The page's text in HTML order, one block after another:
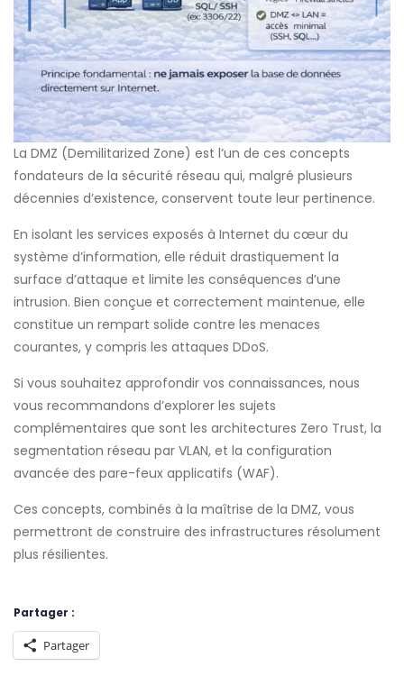
La DMZ (Demilitarized Zone) est l’un de ces concepts
fondateurs de la sécurité réseau qui, malgré plusieurs
décennies d’existence, conservent toute leur pertinence.
En isolant les services exposés à Internet du cœur du
système d’information, elle réduit drastiquement la
surface d’attaque et limite les conséquences d’une
intrusion. Bien conçue et correctement maintenue, elle
constitue un rempart solide contre les menaces
courantes, y compris les attaques DDoS.
Si vous souhaitez approfondir vos connaissances, nous
vous recommandons d’explorer les sujets
complémentaires que sont les architectures Zero Trust, la
segmentation réseau par VLAN, et la configuration
avancée des pare-feux applicatifs (WAF).
Ces concepts, combinés à la maîtrise de la DMZ, vous
permettront de construire des infrastructures résolument
plus résilientes.
Partager :
Partager